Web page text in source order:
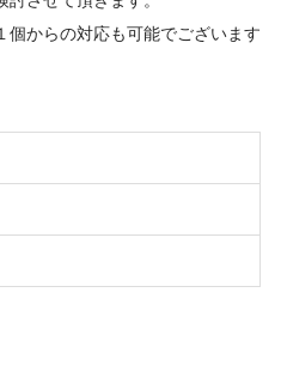
からの対応も可能でございます